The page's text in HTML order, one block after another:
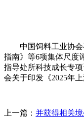
中国饲料工业协会
指南》等6项集体尺度
指导处所科技成长专
会关于印发《2025年上
上一篇： 并获得相关